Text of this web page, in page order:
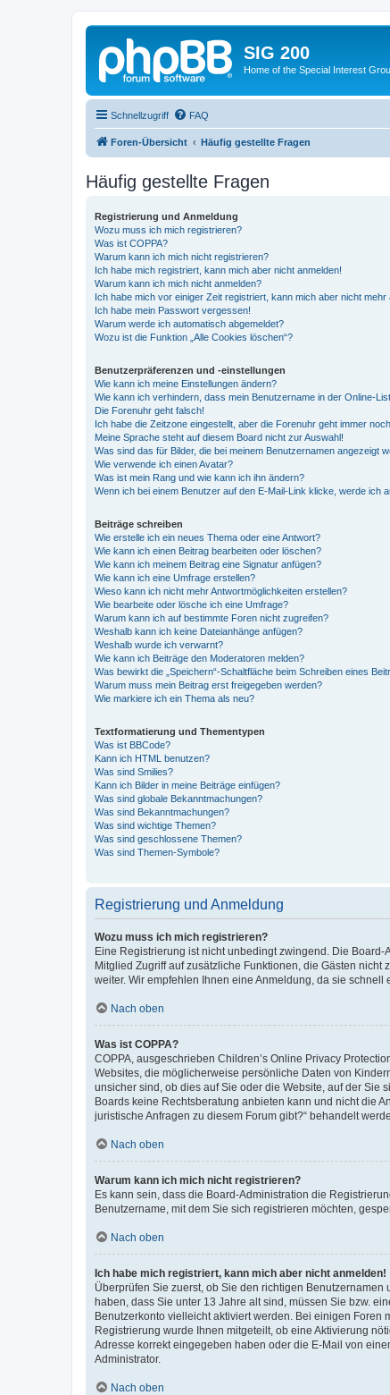
SIG 200
Home of the Special Interest
Schnellzugriff FAQ
Foren-Übersicht Häufig gestellte Fragen
Häufig gestellte Fragen
Registrierung und Anmeldung
Wozu muss ich mich registrieren?
Was ist COPPA?
Warum kann ich mich nicht registrieren?
Ich habe mich registriert, kann mich aber nicht anmelden!
Warum kann ich mich nicht anmelden?
Ich habe mich vor einiger Zeit registriert, kann mich aber nicht mehr
Ich habe mein Passwort vergessen!
Warum werde ich automatisch abgemeldet?
Wozu ist die Funktion „Alle Cookies löschen“?
Benutzerpräferenzen und -einstellungen
Wie kann ich meine Einstellungen ändern?
Wie kann ich verhindern, dass mein Benutzername in der Online-
Die Forenuhr geht falsch!
Ich habe die Zeitzone eingestellt, aber die Forenuhr geht immer
Meine Sprache steht auf diesem Board nicht zur Auswahl!
Was sind das für Bilder, die bei meinem Benutzernamen angezeigt
Wie verwende ich einen Avatar?
Was ist mein Rang und wie kann ich ihn ändern?
Wenn ich bei einem Benutzer auf den E-Mail-Link klicke, werde ich
Beiträge schreiben
Wie erstelle ich ein neues Thema oder eine Antwort?
Wie kann ich einen Beitrag bearbeiten oder löschen?
Wie kann ich meinem Beitrag eine Signatur anfügen?
Wie kann ich eine Umfrage erstellen?
Wieso kann ich nicht mehr Antwortmöglichkeiten erstellen?
Wie bearbeite oder lösche ich eine Umfrage?
Warum kann ich auf bestimmte Foren nicht zugreifen?
Weshalb kann ich keine Dateianhänge anfügen?
Weshalb wurde ich verwarnt?
Wie kann ich Beiträge den Moderatoren melden?
Was bewirkt die „Speichern“-Schaltfläche beim Schreiben eines
Warum muss mein Beitrag erst freigegeben werden?
Wie markiere ich ein Thema als neu?
Textformatierung und Thementypen
Was ist BBCode?
Kann ich HTML benutzen?
Was sind Smilies?
Kann ich Bilder in meine Beiträge einfügen?
Was sind globale Bekanntmachungen?
Was sind Bekanntmachungen?
Was sind wichtige Themen?
Was sind geschlossene Themen?
Was sind Themen-Symbole?
Registrierung und Anmeldung
Wozu muss ich mich registrieren?
Eine Registrierung ist nicht unbedingt zwingend. Die
Mitglied Zugriff auf zusätzliche Funktionen, die Gästen
weiter. Wir empfehlen Ihnen eine Anmeldung, da sie schnell
Nach oben
Was ist COPPA?
COPPA, ausgeschrieben Children’s Online Privacy
Websites, die möglicherweise persönliche Daten von
unsicher sind, ob dies auf Sie oder die Website, auf der Sie
Boards keine Rechtsberatung anbieten kann und nicht die
juristische Anfragen zu diesem Forum gibt?“ behandelt
Nach oben
Warum kann ich mich nicht registrieren?
Es kann sein, dass die Board-Administration die
Benutzername, mit dem Sie sich registrieren möchten,
Nach oben
Ich habe mich registriert, kann mich aber nicht anmelden!
Überprüfen Sie zuerst, ob Sie den richtigen
haben, dass Sie unter 13 Jahre alt sind, müssen Sie bzw.
Benutzerkonto vielleicht aktiviert werden. Bei einigen
Registrierung wurde Ihnen mitgeteilt, ob eine Aktivierung
Adresse korrekt eingegeben haben oder die E-Mail von
Administrator.
Nach oben